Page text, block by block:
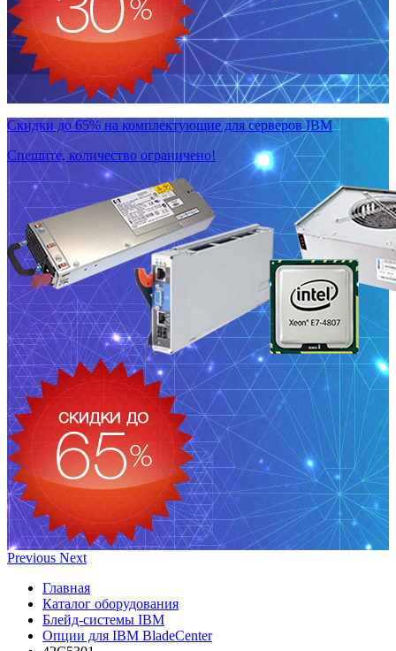
Скидки до 65% на комплектующие для серверов IBM
Спешите, количество ограничено!
Previous Next
Главная
Каталог оборудования
Блейд-системы IBM
Опции для IBM BladeCenter